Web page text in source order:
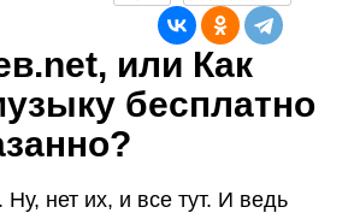
или Как
бесплатно
нет их, и все тут. И ведь